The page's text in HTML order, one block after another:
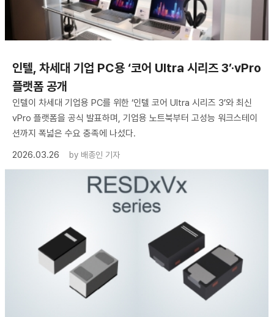
인텔, 차세대 기업 PC용 ‘코어 Ultra 시리즈 3’·vPro
플랫폼 공개
인텔이 차세대 기업용 PC를 위한 ‘인텔 코어 Ultra 시리즈 3’와 최신
vPro 플랫폼을 공식 발표하며, 기업용 노트북부터 고성능 워크스테이
션까지 폭넓은 수요 충족에 나섰다.
2026.03.26
by 배종인 기자